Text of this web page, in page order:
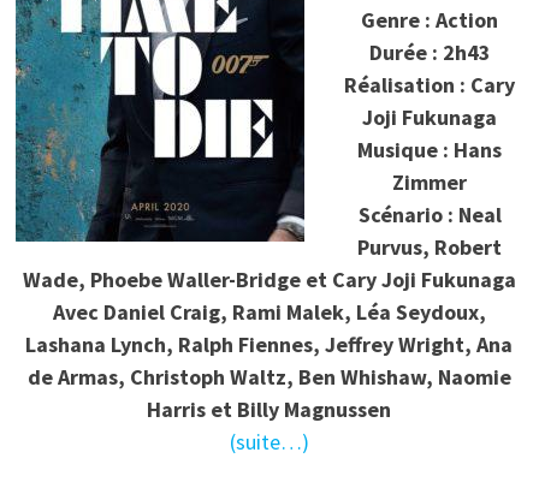
Genre : Action
Durée : 2h43
Réalisation : Cary
Joji Fukunaga
Musique : Hans
Zimmer
Scénario : Neal
Purvus, Robert
Wade, Phoebe Waller-Bridge et Cary Joji Fukunaga
Avec Daniel Craig, Rami Malek, Léa Seydoux,
Lashana Lynch, Ralph Fiennes, Jeffrey Wright, Ana
de Armas, Christoph Waltz, Ben Whishaw, Naomie
Harris et Billy Magnussen
(suite…)